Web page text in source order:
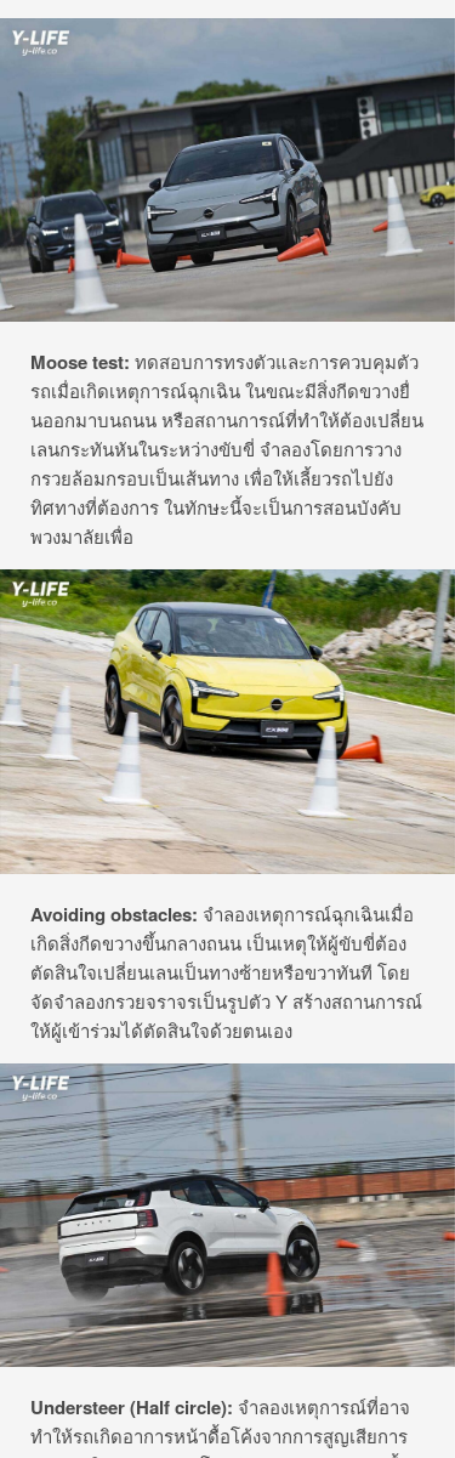
Moose test: ทดสอบการทรงตัวและการควบคุมตัว
รถเมื่อเกิดเหตุการณ์ฉุกเฉิน ในขณะมีสิ่งกีดขวางยื่
นออกมาบนถนน หรือสถานการณ์ที่ทำให้ต้องเปลี่ยน
เลนกระทันหันในระหว่างขับขี่ จำลองโดยการวาง
กรวยล้อมกรอบเป็นเส้นทาง เพื่อให้เลี้ยวรถไปยัง
ทิศทางที่ต้องการ ในทักษะนี้จะเป็นการสอนบังคับ
พวงมาลัยเพื่อ
Avoiding obstacles: จำลองเหตุการณ์ฉุกเฉินเมื่อ
เกิดสิ่งกีดขวางขึ้นกลางถนน เป็นเหตุให้ผู้ขับขี่ต้อง
ตัดสินใจเปลี่ยนเลนเป็นทางซ้ายหรือขวาทันที โดย
จัดจำลองกรวยจราจรเป็นรูปตัวY สร้างสถานการณ์
ให้ผู้เข้าร่วมได้ตัดสินใจด้วยตนเอง
Understeer (Half circle): จำลองเหตุการณ์ที่อาจ
ทำให้รถเกิดอาการหน้าดื้อโค้งจากการสูญเสียการ